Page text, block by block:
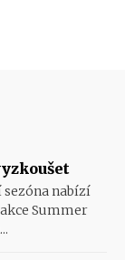
sezóna nabízí
Summer